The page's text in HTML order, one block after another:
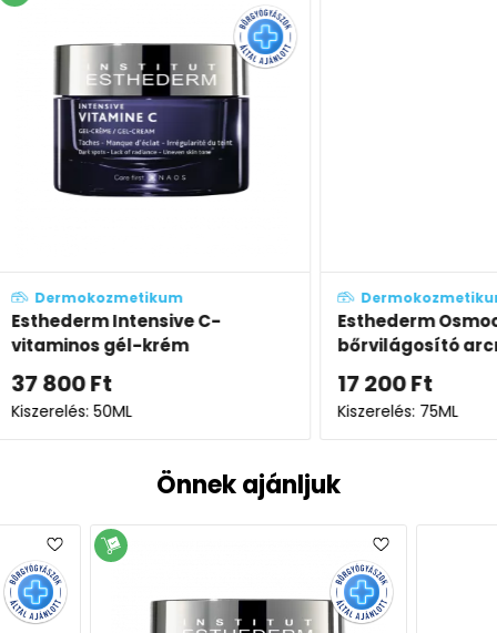
Dermokozmetikum
Esthederm Osmoclean
bőrvilágosító arcradír (maszk)
17 200
Kiszerelés: 75ML
Önnek ajánljuk